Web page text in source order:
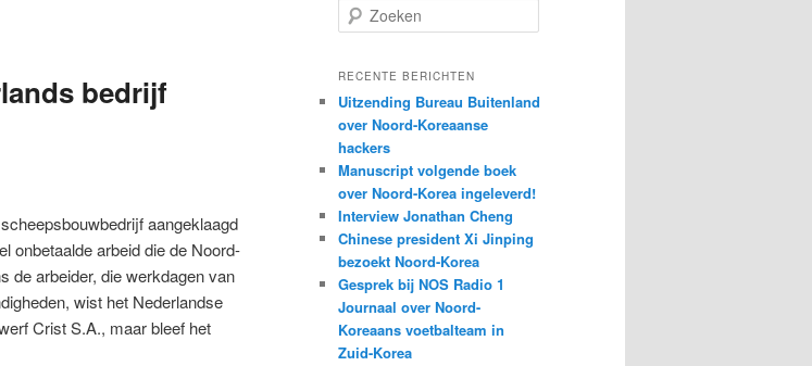
bedrijf
aangeklaagd
onbetaalde arbeid die de Noord-
de arbeider, die werkdagen van
wist het Nederlandse
Crist S.A., maar bleef het
o
k
n
RECENTE BERICHTEN
Uitzending Bureau Buitenland
over Noord-Koreaanse
hackers
Manuscript volgende boek
over Noord-Korea ingeleverd!
Interview Jonathan Cheng
Chinese president Xi Jinping
bezoekt Noord-Korea
Gesprek bij NOS Radio 1
Journaal over Noord-
Koreaans voetbalteam in
Zuid-Korea